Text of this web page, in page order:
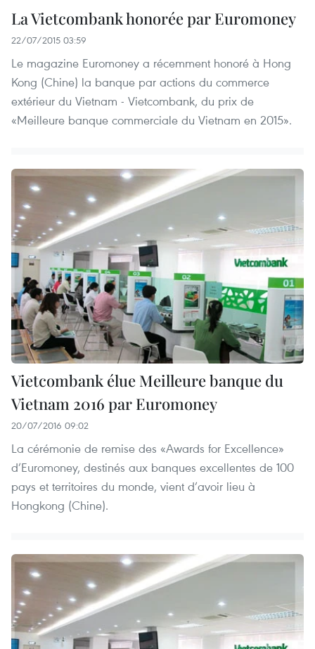
La Vietcombank honorée par Euromoney
22/07/2015 03:59
Le magazine Euromoney a récemment honoré à Hong
Kong (Chine) la banque par actions du commerce
extérieur du Vietnam - Vietcombank, du prix de
«Meilleure banque commerciale du Vietnam en 2015».
Vietcombank élue Meilleure banque du
Vietnam 2016 par Euromoney
20/07/2016 09:02
La cérémonie de remise des «Awards for Excellence»
d’Euromoney, destinés aux banques excellentes de 100
pays et territoires du monde, vient d’avoir lieu à
Hongkong (Chine).